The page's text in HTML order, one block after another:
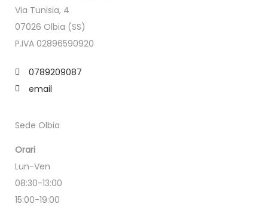
Via Tunisia, 4
07026 Olbia (SS)
P.IVA 02896590920
0789209087
email
Sede Olbia
Orari
Lun-Ven
08:30-13:00
15:00-19:00